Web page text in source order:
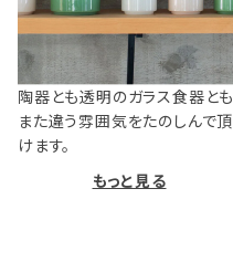
陶器とも透明のガラス食器とも
また違う雰囲気をたのしんで頂
けます。
もっと見る